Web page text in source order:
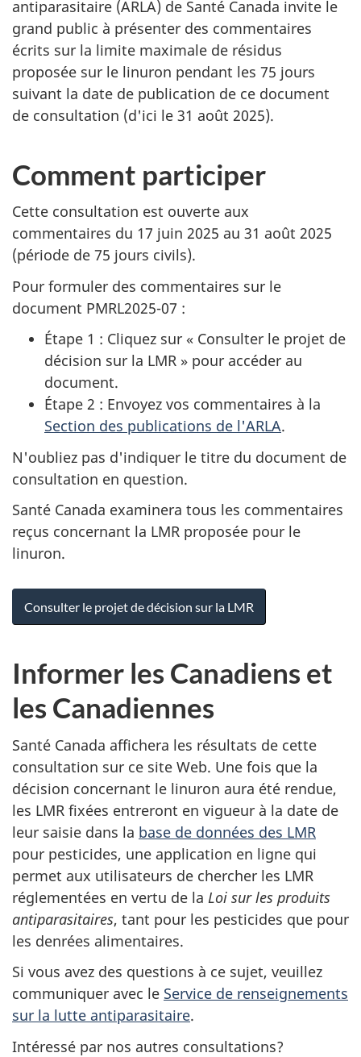
antiparasitaire (ARLA) de Santé Canada invite le
grand public à présenter des commentaires
écrits sur la limite maximale de résidus
proposée sur le linuron pendant les 75 jours
suivant la date de publication de ce document
de consultation (d'ici le 31 août 2025).
Comment participer
Cette consultation est ouverte aux
commentaires du 17 juin 2025 au 31 août 2025
(période de 75 jours civils).
Pour formuler des commentaires sur le
document PMRL2025-07 :
Étape 1 : Cliquez sur « Consulter le projet de
décision sur la LMR » pour accéder au
document.
Étape 2 : Envoyez vos commentaires à la
Section des publications de l'ARLA.
N'oubliez pas d'indiquer le titre du document de
consultation en question.
Santé Canada examinera tous les commentaires
reçus concernant la LMR proposée pour le
linuron.
Consulter le projet de décision sur la LMR
Informer les Canadiens et
les Canadiennes
Santé Canada affichera les résultats de cette
consultation sur ce site Web. Une fois que la
décision concernant le linuron aura été rendue,
les LMR fixées entreront en vigueur à la date de
leur saisie dans la base de données des LMR
pour pesticides, une application en ligne qui
permet aux utilisateurs de chercher les LMR
réglementées en vertu de la Loi sur les produits
antiparasitaires, tant pour les pesticides que pour
les denrées alimentaires.
Si vous avez des questions à ce sujet, veuillez
communiquer avec le Service de renseignements
sur la lutte antiparasitaire.
Intéressé par nos autres consultations?